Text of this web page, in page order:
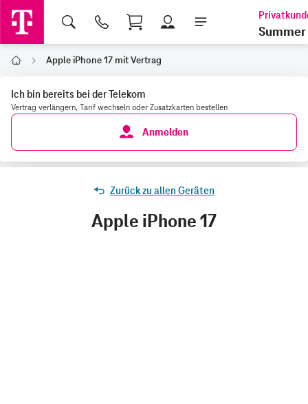
Shopping Cart
Summer
Home Apple iPhone 17 mit Vertrag
Ich bin bereits bei der Telekom
Vertrag verlängern, Tarif wechseln oder Zusatzkarten bestellen
Anmelden
Zurück zu allen Geräten
Apple iPhone 17